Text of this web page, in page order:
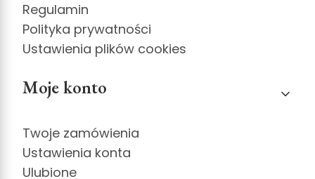
Regulamin
Polityka prywatności
Ustawienia plików cookies
Moje konto
Twoje zamówienia
Ustawienia konta
Ulubione